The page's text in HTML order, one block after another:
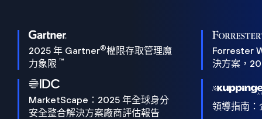
2025 年 Gartner®權限存取管理魔
力象限 ™
Forrester
決方案，
MarketScape：2025 年全球身分
安全整合解決方案廠商評估報告
領導指南